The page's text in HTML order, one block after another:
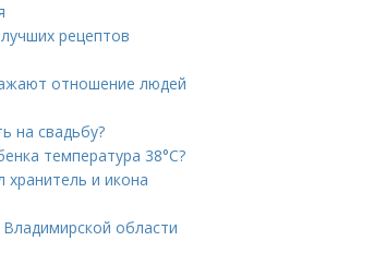
рецептов
отношение людей
на свадьбу?
температура 38°С?
хранитель и икона
области